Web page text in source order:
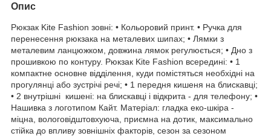
Опис
Рюкзак Kite Fashion зовні: • Кольоровий принт. • Ручка для
перенесення рюкзака на металевих шипах; • Лямки з
металевим ланцюжком, довжина лямок регулюється; • Дно з
прошивкою по контуру. Рюкзак Kite Fashion всередині: • 1
компактне основне відділення, куди помістяться необхідні на
прогулянці або зустрічі речі; • 1 передня кишеня на блискавці;
• 2 внутрішні кишені: на блискавці і відкрита - для телефону; •
Нашивка з логотипом Кайт. Матеріал: гладка еко-шкіра -
міцна, вологовідштовхуюча, приємна на дотик, максимально
стійка до впливу зовнішніх факторів, сезон за сезоном